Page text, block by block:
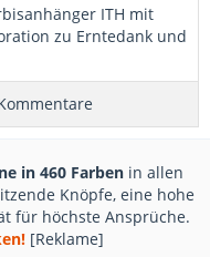
ITH mit
zu Erntedank und
in 460 Farben in allen
Knöpfe, eine hohe
für höchste Ansprüche.
[Reklame]